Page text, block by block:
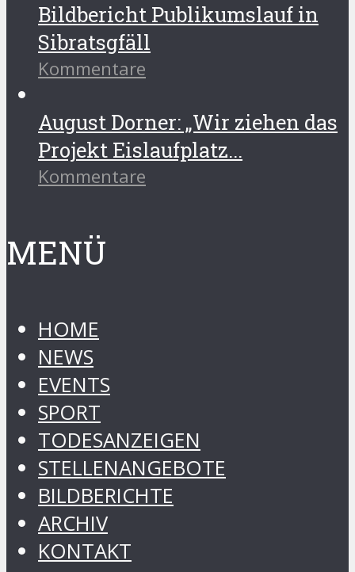
Bildbericht Publikumslauf in
Sibratsgfäll
Kommentare
August Dorner: „Wir ziehen das
Projekt Eislaufplatz...
Kommentare
MENÜ
HOME
NEWS
EVENTS
SPORT
TODESANZEIGEN
STELLENANGEBOTE
BILDBERICHTE
ARCHIV
KONTAKT